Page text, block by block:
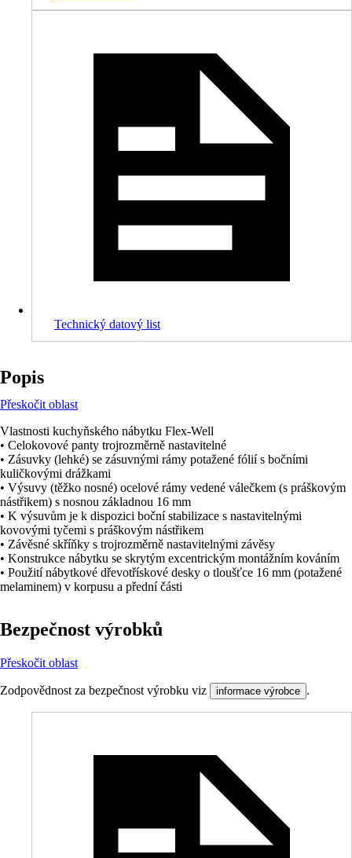
Technický datový list
Popis
Přeskočit oblast
Vlastnosti kuchyňského nábytku Flex-Well
• Celokovové panty trojrozměrně nastavitelné
• Zásuvky (lehké) se zásuvnými rámy potažené fólií s bočními
kuličkovými drážkami
• Výsuvy (těžko nosné) ocelové rámy vedené válečkem (s práškovým
nástřikem) s nosnou základnou 16 mm
• K výsuvům je k dispozici boční stabilizace s nastavitelnými
kovovými tyčemi s práškovým nástřikem
• Závěsné skříňky s trojrozměrně nastavitelnými závěsy
• Konstrukce nábytku se skrytým excentrickým montážním kováním
• Použití nábytkové dřevotřískové desky o tloušťce 16 mm (potažené
melaminem) v korpusu a přední části
Bezpečnost výrobků
Přeskočit oblast
Zodpovědnost za bezpečnost výrobku viz informace výrobce .